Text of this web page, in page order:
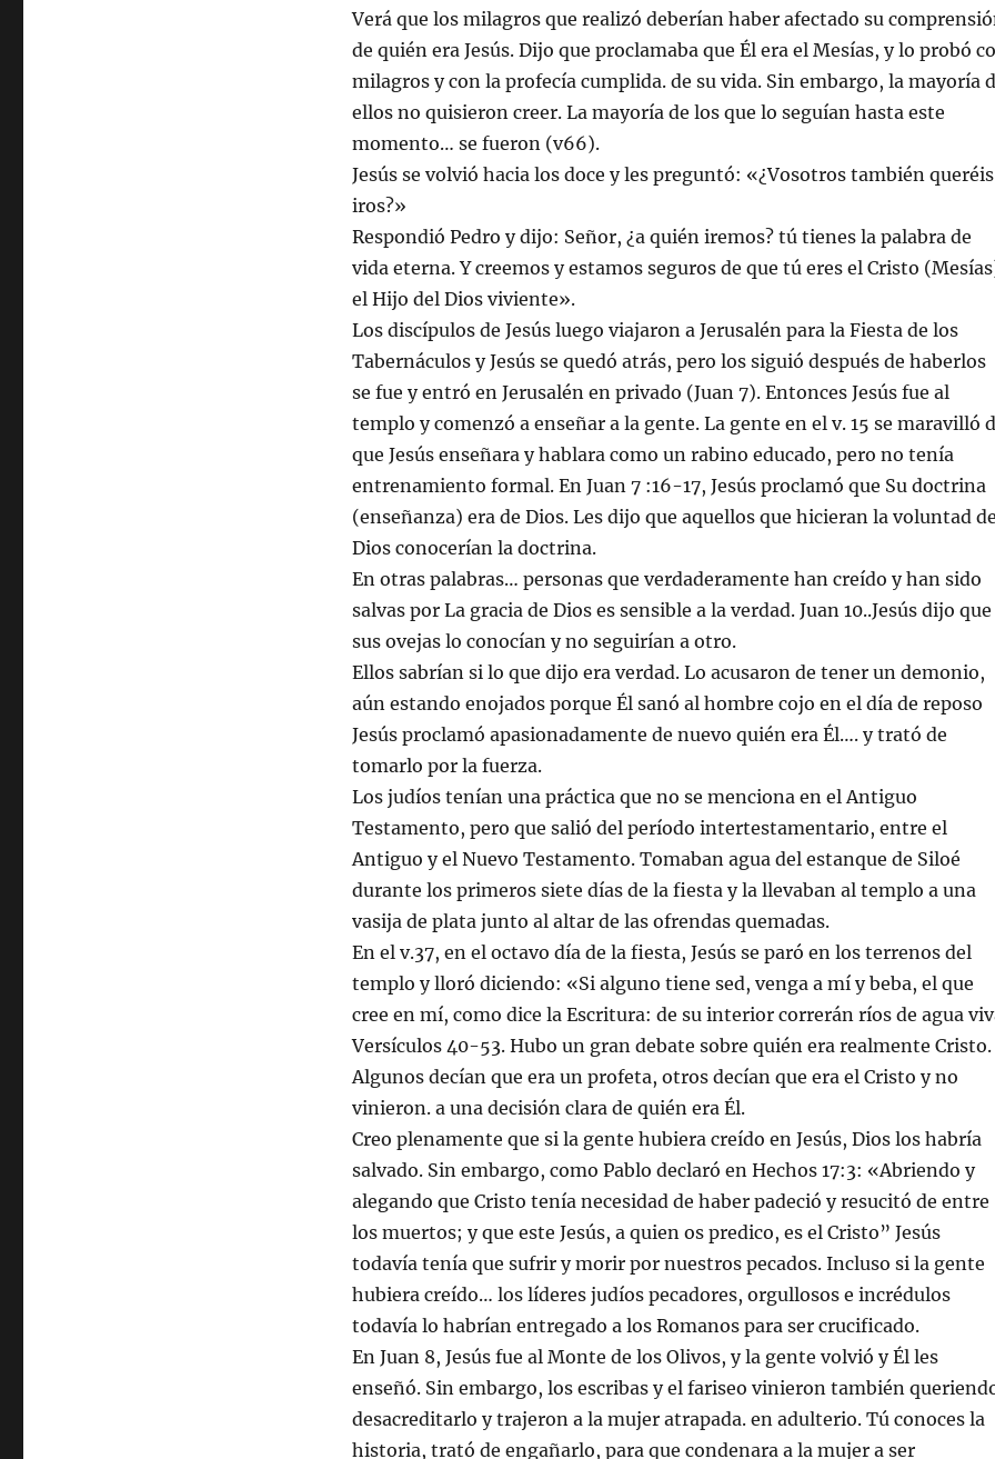
Verá que los milagros que realizó deberían haber afectado su
de quién era Jesús. Dijo que proclamaba que Él era el Mesías, y lo probó
milagros y con la profecía cumplida. de su vida. Sin embargo, la mayoría
ellos no quisieron creer. La mayoría de los que lo seguían hasta este
momento… se fueron (v66).
Jesús se volvió hacia los doce y les preguntó: «¿Vosotros también queréis
iros?»
Respondió Pedro y dijo: Señor, ¿a quién iremos? tú tienes la palabra de
vida eterna. Y creemos y estamos seguros de que tú eres el Cristo
el Hijo del Dios viviente».
Los discípulos de Jesús luego viajaron a Jerusalén para la Fiesta de los
Tabernáculos y Jesús se quedó atrás, pero los siguió después de haberlos
se fue y entró en Jerusalén en privado (Juan 7). Entonces Jesús fue al
templo y comenzó a enseñar a la gente. La gente en el v. 15 se maravilló
que Jesús enseñara y hablara como un rabino educado, pero no tenía
entrenamiento formal. En Juan 7 :16-17, Jesús proclamó que Su doctrina
(enseñanza) era de Dios. Les dijo que aquellos que hicieran la voluntad
Dios conocerían la doctrina.
En otras palabras… personas que verdaderamente han creído y han sido
salvas por La gracia de Dios es sensible a la verdad. Juan 10..Jesús dijo que
sus ovejas lo conocían y no seguirían a otro.
Ellos sabrían si lo que dijo era verdad. Lo acusaron de tener un demonio,
aún estando enojados porque Él sanó al hombre cojo en el día de reposo
Jesús proclamó apasionadamente de nuevo quién era Él…. y trató de
tomarlo por la fuerza.
Los judíos tenían una práctica que no se menciona en el Antiguo
Testamento, pero que salió del período intertestamentario, entre el
Antiguo y el Nuevo Testamento. Tomaban agua del estanque de Siloé
durante los primeros siete días de la fiesta y la llevaban al templo a una
vasija de plata junto al altar de las ofrendas quemadas.
En el v.37, en el octavo día de la fiesta, Jesús se paró en los terrenos del
templo y lloró diciendo: «Si alguno tiene sed, venga a mí y beba, el que
cree en mí, como dice la Escritura: de su interior correrán ríos de agua
Versículos 40-53. Hubo un gran debate sobre quién era realmente Cristo.
Algunos decían que era un profeta, otros decían que era el Cristo y no
vinieron. a una decisión clara de quién era Él.
Creo plenamente que si la gente hubiera creído en Jesús, Dios los habría
salvado. Sin embargo, como Pablo declaró en Hechos 17:3: «Abriendo y
alegando que Cristo tenía necesidad de haber padeció y resucitó de entre
los muertos; y que este Jesús, a quien os predico, es el Cristo” Jesús
todavía tenía que sufrir y morir por nuestros pecados. Incluso si la gente
hubiera creído… los líderes judíos pecadores, orgullosos e incrédulos
todavía lo habrían entregado a los Romanos para ser crucificado.
En Juan 8, Jesús fue al Monte de los Olivos, y la gente volvió y Él les
enseñó. Sin embargo, los escribas y el fariseo vinieron también
desacreditarlo y trajeron a la mujer atrapada. en adulterio. Tú conoces la
historia, trató de engañarlo, para que condenara a la mujer a ser